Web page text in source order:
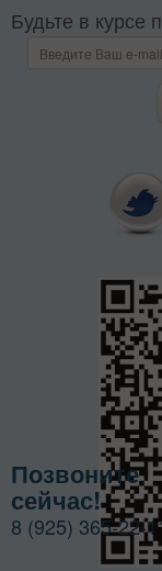
Будьте в курсе
Позвоните
сейчас!
8 (925) 365-22-